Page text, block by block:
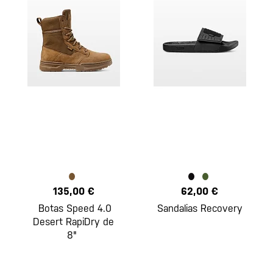
135,00 €
Botas Speed 4.0
Desert RapiDry de
8"
62,00 €
Sandalias Recovery